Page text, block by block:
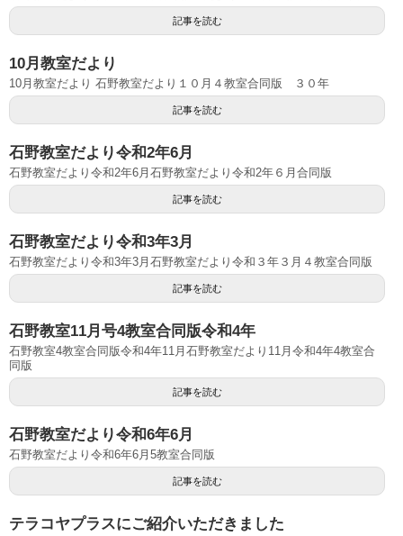
記事を読む
10月教室だより
10月教室だより 石野教室だより１０月４教室合同版 ３０年
記事を読む
石野教室だより令和2年6月
石野教室だより令和2年6月石野教室だより令和2年６月合同版
記事を読む
石野教室だより令和3年3月
石野教室だより令和3年3月石野教室だより令和３年３月４教室合同版
記事を読む
石野教室11月号4教室合同版令和4年
石野教室4教室合同版令和4年11月石野教室だより11月令和4年4教室合
同版
記事を読む
石野教室だより令和6年6月
石野教室だより令和6年6月5教室合同版
記事を読む
テラコヤプラスにご紹介いただきました